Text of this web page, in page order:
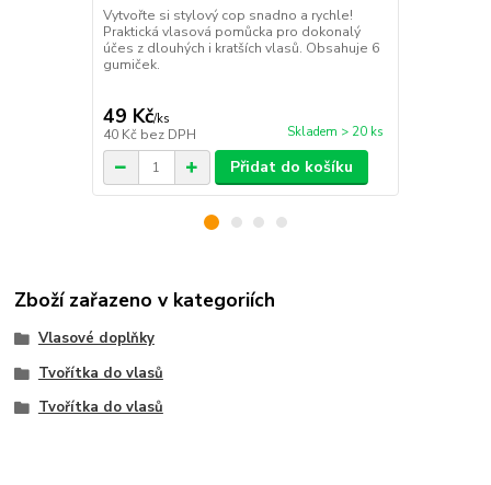
Vytvořte si stylový cop snadno a rychle!
Praktická vlasová pomůcka pro dokonalý
účes z dlouhých i kratších vlasů. Obsahuje 6
gumiček.
49 Kč/ks
40 Kč bez DPH Skladem > 20 ks
Přidat do košíku
Zboží zařazeno v kategoriích
Vlasové doplňky
Tvořítka do vlasů
Tvořítka do vlasů